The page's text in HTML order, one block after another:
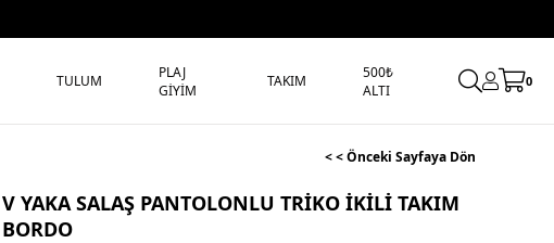
TULUM
PLAJ
GİYİM
TAKIM
500₺
ALTI
0
< < Önceki Sayfaya Dön
V YAKA SALAŞ PANTOLONLU TRİKO İKİLİ TAKIM
BORDO